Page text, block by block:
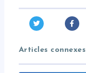
Articles connexes